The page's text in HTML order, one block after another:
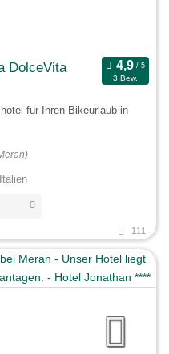
DolceVita
3 Bew.
für Ihren Bikeurlaub in
111